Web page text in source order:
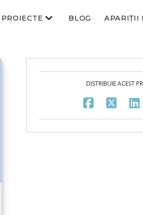
PROIECTE BLOG APARIȚII
DISTRIBUIE ACEST